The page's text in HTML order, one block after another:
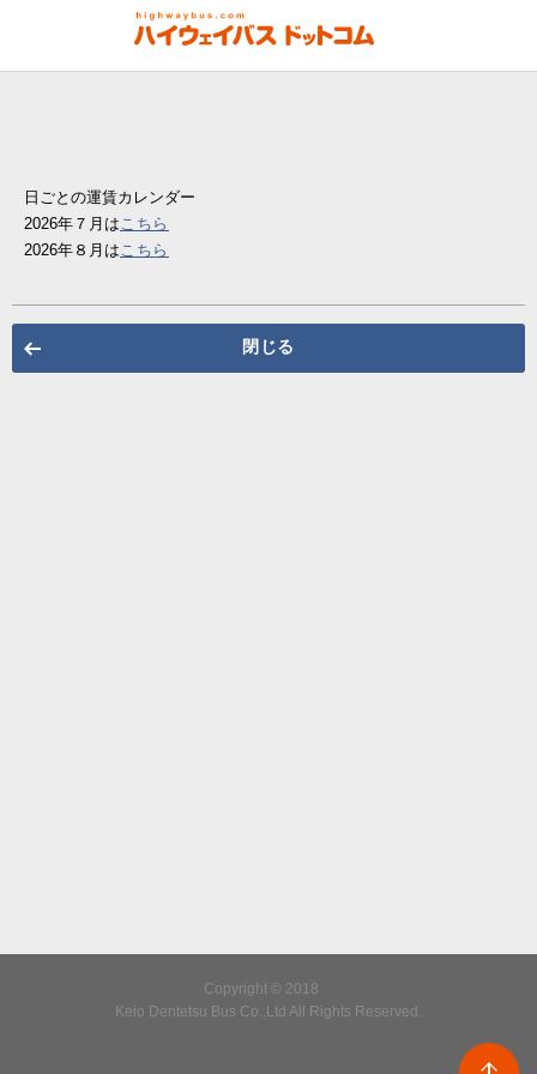
日ごとの運賃カレンダー
2026年７月はこちら
2026年８月はこちら
閉じる
Copyright © 2018
Keio Dentetsu Bus Co.,Ltd All Rights Reserved.